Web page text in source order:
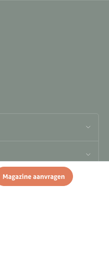
Magazine aanvragen